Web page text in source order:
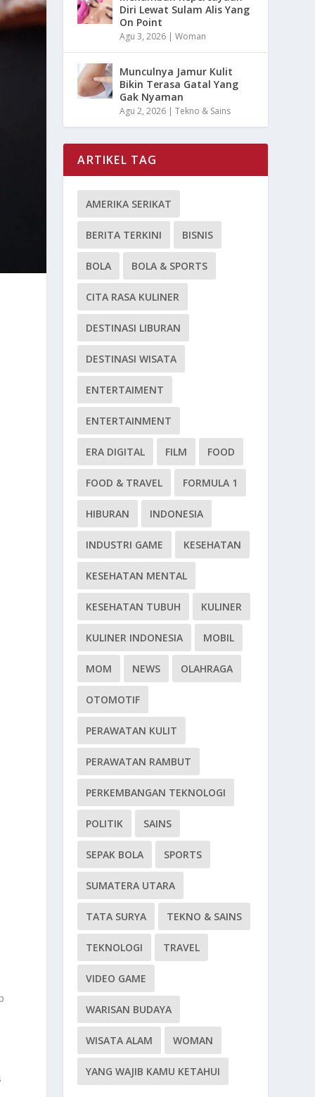
Diri Lewat Sulam Alis Yang
On Point
Agu 3, 2026 |Woman
Munculnya Jamur Kulit
Bikin Terasa Gatal Yang
Gak Nyaman
Agu 2, 2026 |Tekno & Sains
ARTIKEL TAG
AMERIKA SERIKAT
BERITA TERKINI BISNIS
BOLA BOLA & SPORTS
CITA RASA KULINER
DESTINASI LIBURAN
DESTINASI WISATA
ENTERTAIMENT
ENTERTAINMENT
ERA DIGITAL FILM FOOD
FOOD & TRAVEL FORMULA 1
HIBURAN INDONESIA
INDUSTRI GAME KESEHATAN
KESEHATAN MENTAL
KESEHATAN TUBUH KULINER
KULINER INDONESIA MOBIL
MOM NEWS OLAHRAGA
OTOMOTIF
PERAWATAN KULIT
PERAWATAN RAMBUT
PERKEMBANGAN TEKNOLOGI
POLITIK SAINS
SEPAK BOLA SPORTS
SUMATERA UTARA
TATA SURYA TEKNO & SAINS
TEKNOLOGI TRAVEL
VIDEO GAME
WARISAN BUDAYA
WISATA ALAM WOMAN
YANG WAJIB KAMU KETAHUI